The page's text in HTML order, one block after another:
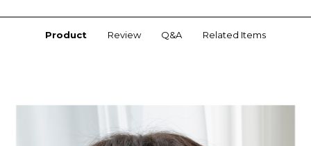
Product Review Q&A Related Items